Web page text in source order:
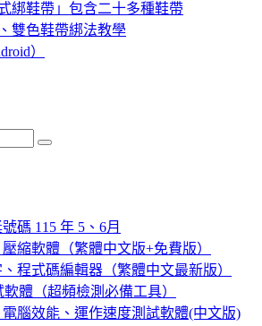
式綁鞋帶」包含二十多種鞋帶
雙色鞋帶綁法教學
）
Search
碼 115 年 5、6月
縮軟體（繁體中文版+免費版）
程式碼編輯器（繁體中文最新版）
體（超頻檢測必備工具）
電腦效能、運作速度測試軟體(中文版)